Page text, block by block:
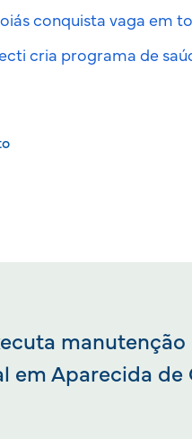
conquista vaga em
cria programa de
manutenção
em Aparecida de